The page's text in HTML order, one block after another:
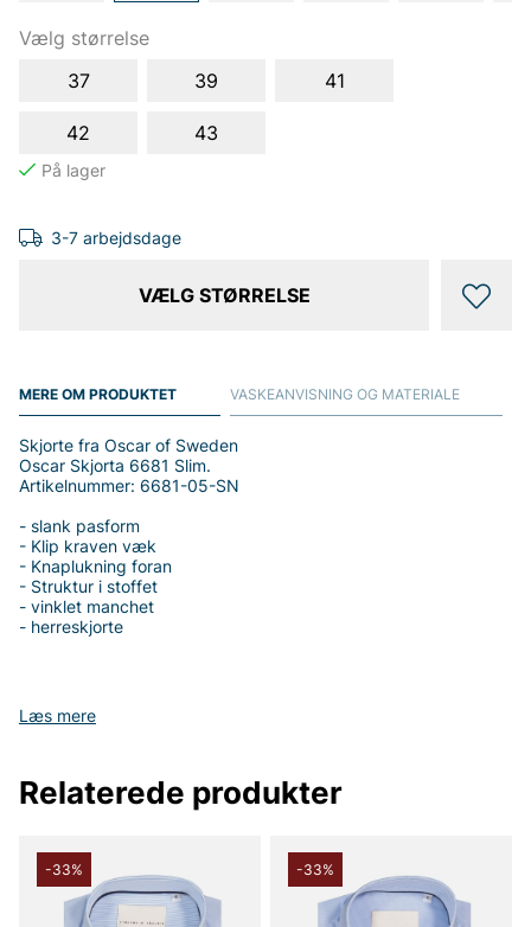
Vælg størrelse
37
39 41
42 43
3-7 arbejdsdage
VÆLG STØRRELSE
MERE OM PRODUKTET
Læs mere
Skjorte fra Oscar of Sweden
Oscar Skjorta 6681 Slim.
Artikelnummer: 6681-05-SN
- slank pasform
- Klip kraven væk
- Knaplukning foran
- Struktur i stoffet
- vinklet manchet
- herreskjorte
Tak fordi du handler i vores webshop. Besøg også vores butik i
VASKEANVISNING OG MATERIALE
Relaterede produkter
-33% -33%